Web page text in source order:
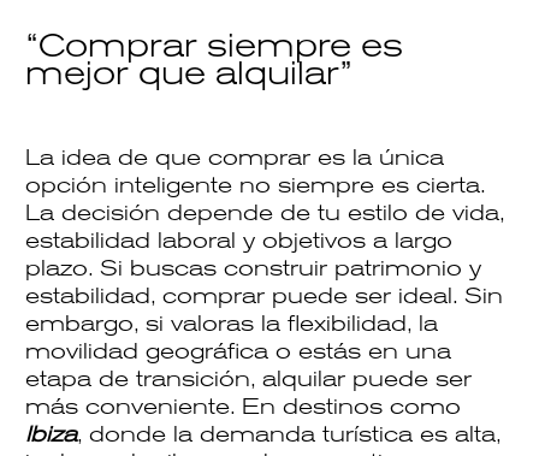
“Comprar siempre es
mejor que alquilar”
La idea de que comprar es la única
opción inteligente no siempre es cierta.
La decisión depende de tu estilo de vida,
estabilidad laboral y objetivos a largo
plazo. Si buscas construir patrimonio y
estabilidad, comprar puede ser ideal. Sin
embargo, si valoras la flexibilidad, la
movilidad geográfica o estás en una
etapa de transición, alquilar puede ser
más conveniente. En destinos como
Ibiza, donde la demanda turística es alta,